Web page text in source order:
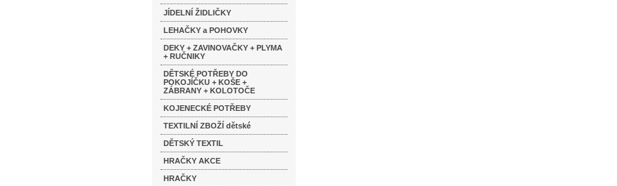
JÍDELNÍ ŽIDLIČKY
LEHAČKY a POHOVKY
DEKY + ZAVINOVAČKY + PLYMA
+ RUČNIKY
DĚTSKÉ POTŘEBY DO
POKOJÍČKU + KOŠE +
ZÁBRANY + KOLOTOČE
KOJENECKÉ POTŘEBY
TEXTILNÍ ZBOŽÍ dětské
DĚTSKÝ TEXTIL
HRAČKY AKCE
HRAČKY